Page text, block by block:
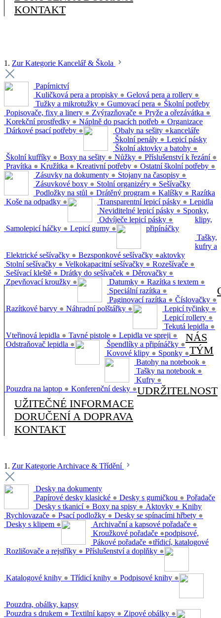
KONTAKT
1. Zur Kategorie Kancelář & Škola
Papírnictví
Kuličková pera a propisky ● Gelová pera a rollery ●
Tužky a mikrotužky ● Gumovací pera ●
Popisovače, fixy a linery ● Zvýrazňovače ● Pryže a ořezávátka ●
Korekční prostředky ● Náplně do psacích potřeb ●
Dárkové psací potřeby ●
Školní potřeby
Obaly na sešity ●
Školní penály ●
Školní aktovky a batohy ●
Školní kufříky ● Boxy na sešity ● Nůžky ● Příslušenství k řezání ●
Pravítka ● Kružítka ● Kreativní potřeby ● Ostatní školní potřeby ●
Organizace
kanceláře
Zásuvky na dokumenty ● Stojany na časopisy ●
Zásuvkové boxy ● Stolní organizéry ●
Podložky na stůl ● Drátěný program ● Kalíšky ●
Koše na odpadky ●
Lepicí pásky
Transparentní lepicí pásky ●
Neviditelné lepicí pásky ●
Odvíječe lepicí pásky ●
Samolepicí háčky ● Lepicí gumy ●
Sešívačky
Elektrické sešívačky ● Bezsponkové sešívačky ●
Stolní sešívačky ● Velkokapacitní sešívačky ● Rozešívače ●
Sešívací kleště ● Drátky do sešívaček ● Děrovačky ●
Zpevňovací kroužky ●
Razítka
Datumky ● Razítka s textem ●
Speciální razítka ●
Paginovací razítka ● Číslovačky ●
Razítkové barvy ● Náhradní polštářky ●
Lepidla
Lepicí tyčinky ●
Lepicí rollery ●
Tekutá lepidla ●
Vteřinová lepidla ● Tavné pistole ● Lepidla ve spreji ●
Odstraňovač lepidla ●
Sponky,
klipy,
připínáčky
Špendlíky a připínáčky ●
Kovové klipy ● Sponky ●
Tašky,
kufry a
aktovky
Batohy na notebook ●
Tašky na notebook ●
Kufry ●
Pouzdra na laptop ● Konferenční desky ●
NÁS
TÝM
UDRŽITELNOST
UŽITEČNÉ INFORMACE
DORUČENÍ A DOPRAVA
KONTAKT
1. Zur Kategorie Archivace & Třídění
Desky na dokumenty
Papírové desky klasické ● Desky s gumičkou ●
Desky s tkanicí ● Boxy na spisy ● Aktovky ●
Rychlovazače ● Psací podložky ● Desky se spínacími hřbety ●
Desky s klipem ●
Pořadače
Archivační a kapsové pořadače ●
Kroužkové pořadače ●
Pákové pořadače ●
Rozlišovače a rejstříky ● Příslušenství a doplňky ●
Knihy
podpisové,
třídicí, katalogové
Katalogové knihy ● Třídicí knihy ● Podpisové knihy ●
Pouzdra, obálky, kapsy
Pouzdra s drukem ● Textilní kapsy ● Zipové obálky ●